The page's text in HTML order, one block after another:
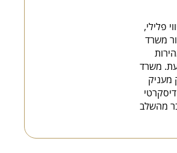
פלילי,
משרד
משרד
מעניק
דיסקרטי
מהשלב